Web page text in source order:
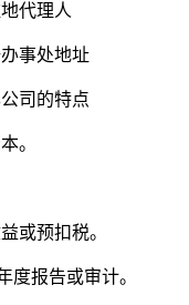
代理人
事处地址
司的特点
。
预扣税。
报告或审计。